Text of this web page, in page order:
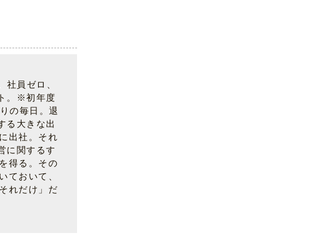
員ゼロ、
。※初年度
の毎日。退
る大きな出
出社。それ
に関するす
得る。その
ておいて、
れだけ」だ